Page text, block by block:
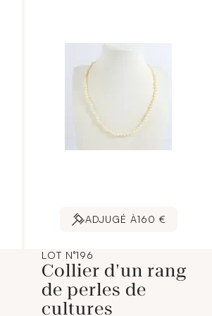
ADJUGÉ À160 €
LOT N°196
Collier d'un rang
de perles de
cultures